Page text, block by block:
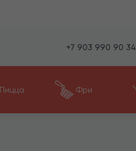
+7 903 990 90 34
Фри